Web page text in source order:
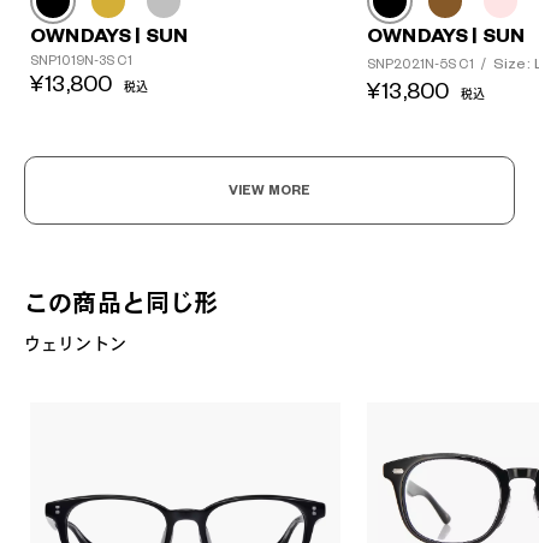
OWNDAYS | SUN
SNP1019N-3S C1
¥13,800 税込
OWNDAYS | SUN
SNP2021N-5S C1 / Size:
¥13,800 税込
VIEW MORE
この商品と同じ形
ウェリントン